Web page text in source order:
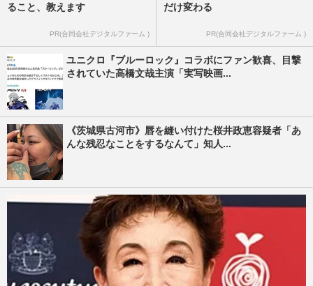
ること、教えます
PR(合同会社デジタルファーム )
だけ変わる
PR(合同会社デジタルファーム )
ユニクロ『ブルーロック』コラボにファン歓喜、目撃
されていた高橋文哉主演「実写映画...
《茨城県古河市》唇を縫い付けた桜井政恵容疑者「あ
んな残忍なことをするなんて」知人...